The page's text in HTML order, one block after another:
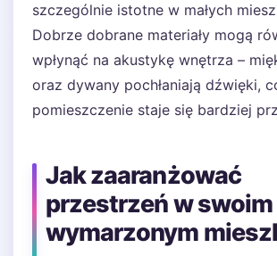
szczególnie istotne w małych
Dobrze dobrane materiały mogą
wpłynąć na akustykę wnętrza –
oraz dywany pochłaniają dźwięki,
pomieszczenie staje się bardziej
Jak zaaranżować
przestrzeń w swoim
wymarzonym